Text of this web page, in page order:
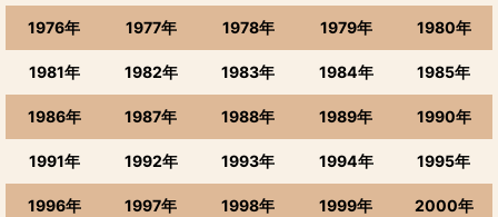
1976年 1977年 1978年 1979年 1980年
1981年 1982年 1983年 1984年 1985年
1986年 1987年 1988年 1989年 1990年
1991年 1992年 1993年 1994年 1995年
1996年 1997年 1998年 1999年 2000年